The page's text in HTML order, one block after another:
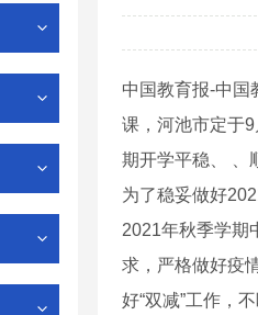
中国教育报-中国
课，河池市定于
期开学平稳、 、
为了稳妥做好
2021年秋季学期
求，严格做好疫
好“双减”工作，